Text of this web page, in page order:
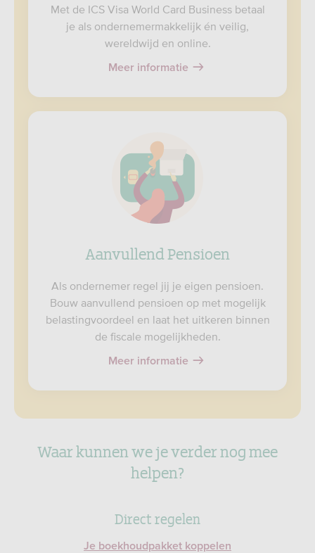
Met de ICS Visa World Card Business betaal
je als ondernemermakkelijk én veilig,
wereldwijd en online.
Meer informatie
Aanvullend Pensioen
Als ondernemer regel jij je eigen pensioen.
Bouw aanvullend pensioen op met mogelijk
belastingvoordeel en laat het uitkeren binnen
de fiscale mogelijkheden.
Meer informatie
Waar kunnen we je verder nog mee
helpen?
Direct regelen
Je boekhoudpakket koppelen